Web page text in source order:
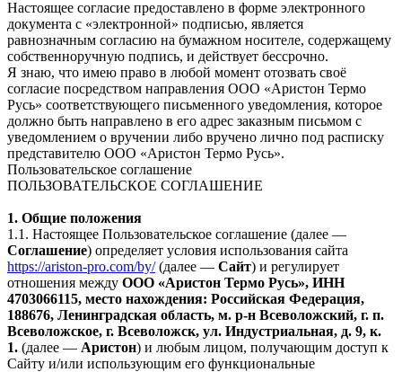
Настоящее согласие предоставлено в форме электронного
документа с «электронной» подписью, является
равнозначным согласию на бумажном носителе, содержащему
собственноручную подпись, и действует бессрочно.
Я знаю, что имею право в любой момент отозвать своё
согласие посредством направления ООО «Аристон Термо
Русь» соответствующего письменного уведомления, которое
должно быть направлено в его адрес заказным письмом с
уведомлением о вручении либо вручено лично под расписку
представителю ООО «Аристон Термо Русь».
Пользовательское соглашение
ПОЛЬЗОВАТЕЛЬСКОЕ СОГЛАШЕНИЕ
1. Общие положения
1.1. Настоящее Пользовательское соглашение (далее —
Соглашение) определяет условия использования сайта
https://ariston-pro.com/by/(далее — Сайт) и регулирует
отношения между ООО «Аристон Термо Русь», ИНН
4703066115, место нахождения: Российская Федерация,
188676, Ленинградская область, м. р-н Всеволожский, г. п.
Всеволожское, г. Всеволожск, ул. Индустриальная, д. 9, к.
1. (далее — Аристон) и любым лицом, получающим доступ к
Сайту и/или использующим его функциональные